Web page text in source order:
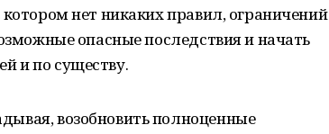
нет никаких правил, ограничений
опасные последствия и начать
и по существу.
возобновить полноценные